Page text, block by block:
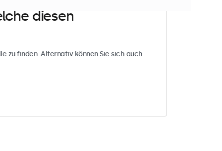
diesen
zu finden. Alternativ können Sie sich auch